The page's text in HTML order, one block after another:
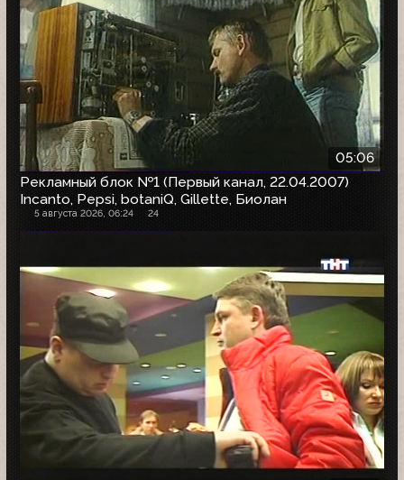
05:06
Рекламный блок №1 (Первый канал, 22.04.2007)
Incanto, Pepsi, botaniQ, Gillette, Биолан
5 августа 2026, 06:24 24